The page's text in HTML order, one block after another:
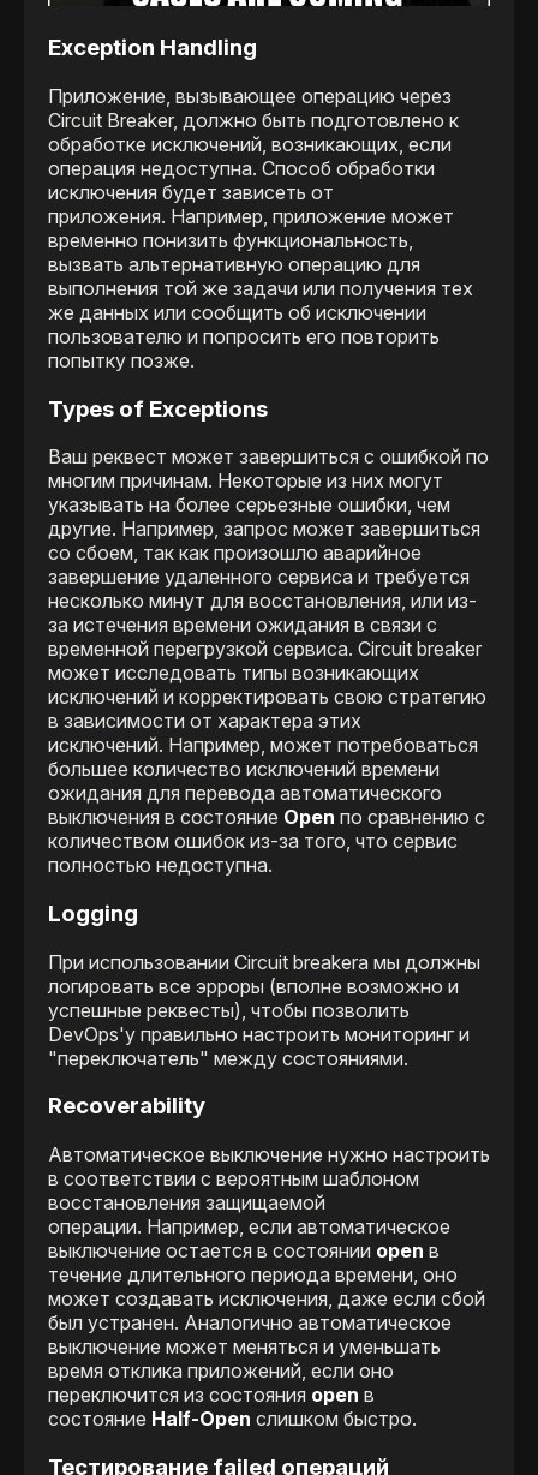
Exception Handling
Приложение, вызывающее операцию через
Circuit Breaker, должно быть подготовлено к
обработке исключений, возникающих, если
операция недоступна. Способ обработки
исключения будет зависеть от
приложения. Например, приложение может
временно понизить функциональность,
вызвать альтернативную операцию для
выполнения той же задачи или получения тех
же данных или сообщить об исключении
пользователю и попросить его повторить
попытку позже.
Types of Exceptions
Ваш реквест может завершиться с ошибкой по
многим причинам. Некоторые из них могут
указывать на более серьезные ошибки, чем
другие. Например, запрос может завершиться
со сбоем, так как произошло аварийное
завершение удаленного сервиса и требуется
несколько минут для восстановления, или из-
за истечения времени ожидания в связи с
временной перегрузкой сервиса. Сircuit breaker
может исследовать типы возникающих
исключений и корректировать свою стратегию
в зависимости от характера этих
исключений. Например, может потребоваться
большее количество исключений времени
ожидания для перевода автоматического
выключения в состояние Open по сравнению с
количеством ошибок из-за того, что сервис
полностью недоступна.
Logging
При использовании Сircuit breakera мы должны
логировать все эрроры (вполне возможно и
успешные реквесты), чтобы позволить
DevOps'у правильно настроить мониторинг и
"переключатель" между состояниями.
Recoverability
Автоматическое выключение нужно настроить
в соответствии с вероятным шаблоном
восстановления защищаемой
операции. Например, если автоматическое
выключение остается в состоянии open в
течение длительного периода времени, оно
может создавать исключения, даже если сбой
был устранен. Аналогично автоматическое
выключение может меняться и уменьшать
время отклика приложений, если оно
переключится из состояния open в
состояние Half-Open слишком быстро.
Тестирование failed операций